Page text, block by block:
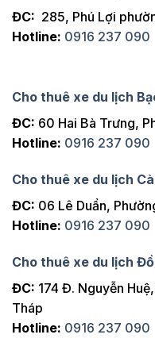
ĐC: 285, Phú Lợi
Hotline: 0916 237 090
Cho thuê xe du lịch
ĐC: 60 Hai Bà Trưng,
Hotline: 0916 237 090
Cho thuê xe du lịch
ĐC: 06 Lê Duẩn,
Hotline: 0916 237 090
Cho thuê xe du lịch
ĐC: 174 Đ. Nguyễn
Tháp
Hotline: 0916 237 090